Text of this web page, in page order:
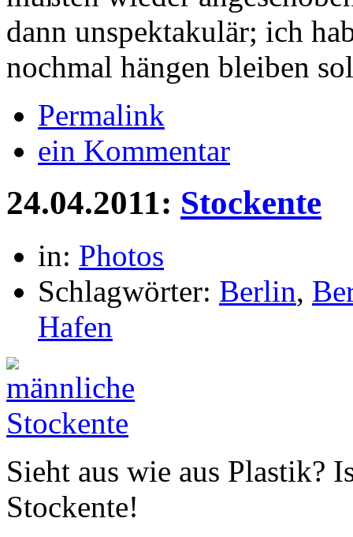
dann unspektakulär; ich
nochmal hängen bleiben
Permalink
ein Kommentar
24.04.2011: Stockente
in: Photos
Schlagwörter: Berlin,
Hafen
Sieht aus wie aus Plastik?
Stockente!